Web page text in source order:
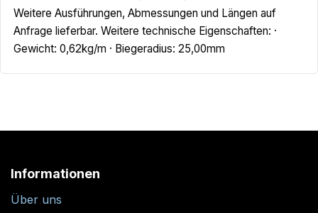
Weitere Ausführungen, Abmessungen und Längen auf
Anfrage lieferbar. Weitere technische Eigenschaften: ·
Gewicht: 0,62kg/m · Biegeradius: 25,00mm
Informationen
Über uns